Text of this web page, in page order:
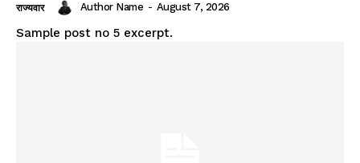
राज्यवार Author Name - August 7, 2026
Sample post no 5 excerpt.